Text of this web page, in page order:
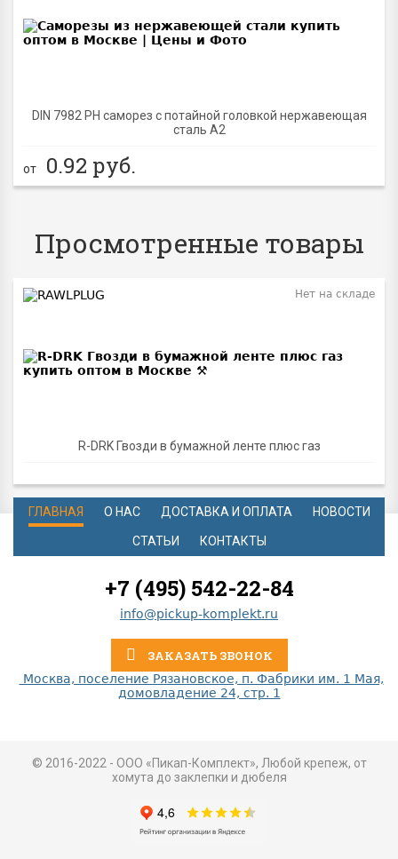
DIN 7982 PH саморез с потайной головкой нержавеющая
сталь A2
от 0.92 руб.
Просмотренные товары
R-DRK Гвозди в бумажной ленте плюс газ
Нет на складе
ГЛАВНАЯ О НАС ДОСТАВКА И ОПЛАТА НОВОСТИ
СТАТЬИ КОНТАКТЫ
+7 (495) 542-22-84
info@pickup-komplekt.ru
ЗАКАЗАТЬ ЗВОНОК
Москва, поселение Рязановское, п. Фабрики им. 1 Мая,
домовладение 24, стр. 1
© 2016-2022 - ООО «Пикап-Комплект», Любой крепеж, от
хомута до заклепки и дюбеля